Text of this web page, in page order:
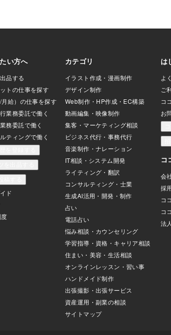
まで私は、比較や批判のない平等で平和